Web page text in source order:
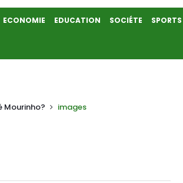
ECONOMIE EDUCATION SOCIÉTE SPORTS
Mourinho? images